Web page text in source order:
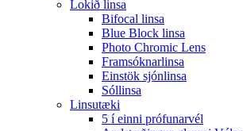
Lokið linsa
Bifocal linsa
Blue Block linsa
Photo Chromic Lens
Framsóknarlinsa
Einstök sjónlinsa
Sóllinsa
Linsutæki
5 í einni prófunarvél